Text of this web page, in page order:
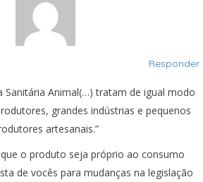
Responder
Sanitária Animal(…) tratam de igual modo
grandes indústrias e pequenos
artesanais.”
o produto seja próprio ao consumo
de vocês para mudanças na legislação